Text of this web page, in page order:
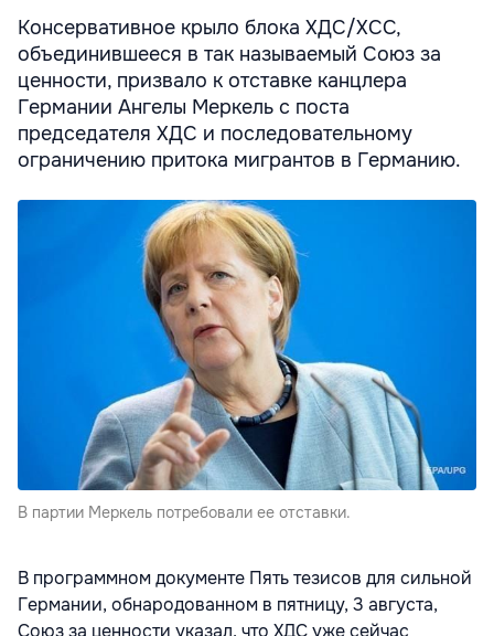
Консервативное крыло блока ХДС/ХСС,
объединившееся в так называемый Союз за
ценности, призвало к отставке канцлера
Германии Ангелы Меркель с поста
председателя ХДС и последовательному
ограничению притока мигрантов в Германию.
В партии Меркель потребовали ее отставки.
В программном документе Пять тезисов для сильной
Германии, обнародованном в пятницу, 3 августа,
Союз за ценности указал, что ХДС уже сейчас